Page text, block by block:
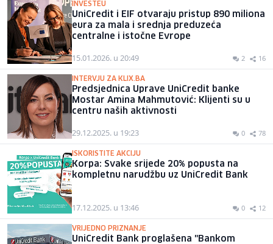
INVESTEU
UniCredit i EIF otvaraju pristup 890 miliona
eura za mala i srednja preduzeća
centralne i istočne Evrope
15.01.2026. u 20:49 2 16
INTERVJU ZA KLIX.BA
Predsjednica Uprave UniCredit banke
Mostar Amina Mahmutović: Klijenti su u
centru naših aktivnosti
29.12.2025. u 19:23 0 78
ISKORISTITE AKCIJU
Korpa: Svake srijede 20% popusta na
kompletnu narudžbu uz UniCredit Bank
17.12.2025. u 13:46 0 12
VRIJEDNO PRIZNANJE
UniCredit Bank proglašena "Bankom